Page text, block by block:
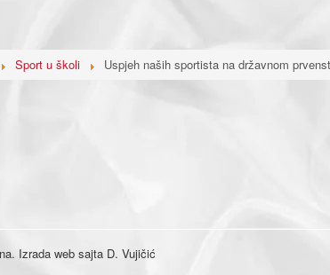
Sport u školi Uspjeh naših sportista na državnom
Izrada web sajta D. Vujičić